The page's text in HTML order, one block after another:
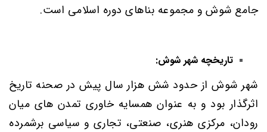
جامع شوش و مجموعه بناهای دوره اسلامی است.
تاریخچه شهر شوش:
شهر شوش از حدود شش هزار سال پیش در صحنه تاریخ
اثرگذار بود و به عنوان همسایه خاوری تمدن های میان
رودان، مرکزی هنری، صنعتی، تجاری و سیاسی برشمرده